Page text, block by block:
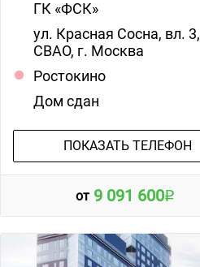
ГК «ФСК»
ул. Красная Сосна, вл. 3,
СВАО, г. Москва
Ростокино
Дом сдан
ПОКАЗАТЬ ТЕЛЕФОН
от 9 091 600